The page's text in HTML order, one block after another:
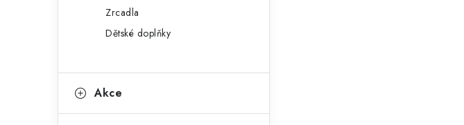
Zrcadla
Dětské doplňky
Akce